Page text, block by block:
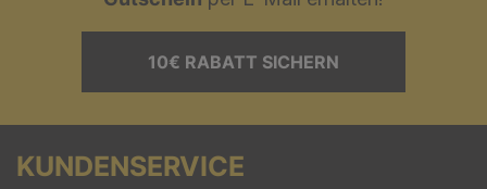
10€ RABATT SICHERN
KUNDENSERVICE